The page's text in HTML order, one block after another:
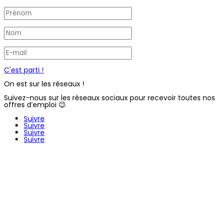
C'est parti !
On est sur les réseaux !
Suivez-nous sur les réseaux sociaux pour recevoir toutes nos
offres d’emploi 😉
Suivre
Suivre
Suivre
Suivre